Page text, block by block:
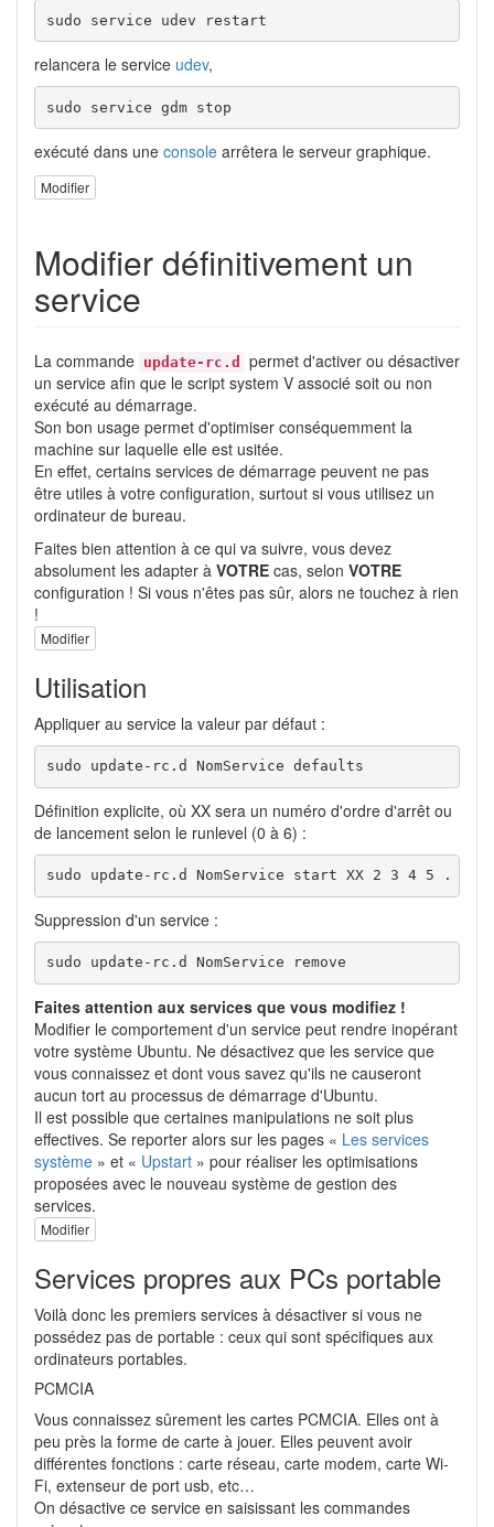
sudo service udev restart
relancera le service udev,
sudo service gdm stop
exécuté dans une console arrêtera le serveur graphique.
Modifier
Modifier définitivement un
service
La commande update-rc.d
permet d'activer ou désactiver
un service afin que le script system V associé soit ou non
exécuté au démarrage.
Son bon usage permet d'optimiser conséquemment la
machine sur laquelle elle est usitée.
En effet, certains services de démarrage peuvent ne pas
être utiles à votre configuration, surtout si vous utilisez un
ordinateur de bureau.
Faites bien attention à ce qui va suivre, vous devez
absolument les adapter à VOTRE cas, selon VOTRE
configuration ! Si vous n'êtes pas sûr, alors ne touchez à rien
!
Modifier
Utilisation
Appliquer au service la valeur par défaut :
sudo update-rc.d NomService defaults
Définition explicite, où XX sera un numéro d'ordre d'arrêt ou
de lancement selon le runlevel (0 à 6) :
sudo update-rc.d NomService start XX 2 3 4 5 .
Suppression d'un service :
sudo update-rc.d NomService remove
Faites attention aux services que vous modifiez !
Modifier le comportement d'un service peut rendre inopérant
votre système Ubuntu. Ne désactivez que les service que
vous connaissez et dont vous savez qu'ils ne causeront
aucun tort au processus de démarrage d'Ubuntu.
Il est possible que certaines manipulations ne soit plus
effectives. Se reporter alors sur les pages « Les services
système » et « Upstart » pour réaliser les optimisations
proposées avec le nouveau système de gestion des
services.
Modifier
Services propres aux PCs portable
Voilà donc les premiers services à désactiver si vous ne
possédez pas de portable : ceux qui sont spécifiques aux
ordinateurs portables.
PCMCIA
Vous connaissez sûrement les cartes PCMCIA. Elles ont à
peu près la forme de carte à jouer. Elles peuvent avoir
différentes fonctions : carte réseau, carte modem, carte Wi-
Fi, extenseur de port usb, etc…
On désactive ce service en saisissant les commandes